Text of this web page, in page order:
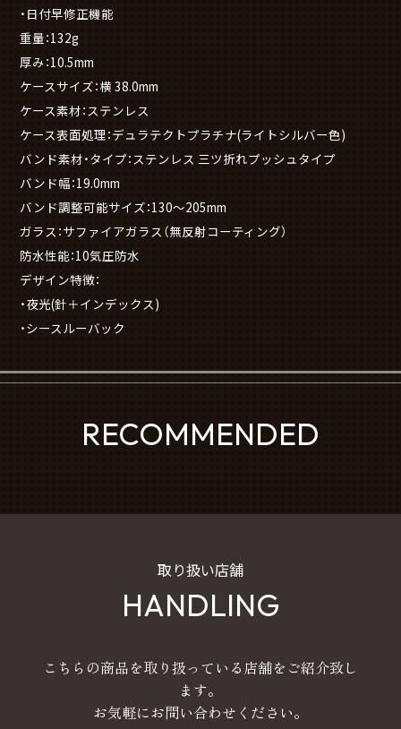
・日付早修正機能
重量：132g
厚み：10.5mm
ケースサイズ：横 38.0mm
ケース素材：ステンレス
ケース表面処理：デュラテクトプラチナ(ライトシルバー色)
バンド素材・タイプ：ステンレス 三ツ折れプッシュタイプ
バンド幅：19.0mm
バンド調整可能サイズ：130～205mm
ガラス：サファイアガラス（無反射コーティング）
防水性能：10気圧防水
デザイン特徴：
・夜光(針＋インデックス)
・シースルーバック
RECOMMENDED
取り扱い店舗
HANDLING
こちらの商品を取り扱っている店舗をご紹介致し
ます。
お気軽にお問い合わせください。